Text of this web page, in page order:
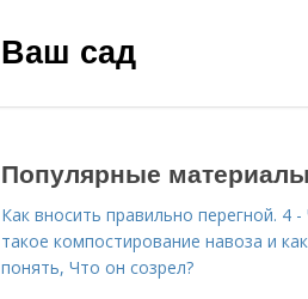
Ваш сад
Популярные материалы
Как вносить правильно перегной. 4 -
такое компостирование навоза и как
понять, Что он созрел?